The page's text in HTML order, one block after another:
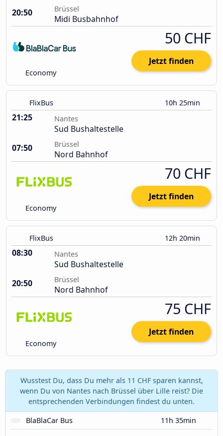
20:50
Brüssel
Midi Busbahnhof
Economy
50 CHF
Jetzt finden
FlixBus 10h 25min
21:25 Nantes
Sud Bushaltestelle
07:50
Brüssel
Nord Bahnhof
Economy
70 CHF
Jetzt finden
FlixBus 12h 20min
08:30 Nantes
Sud Bushaltestelle
20:50
Brüssel
Nord Bahnhof
Economy
75 CHF
Jetzt finden
Wusstest Du, dass Du mehr als 11 CHF sparen kannst,
wenn Du von Nantes nach Brüssel über Lille reist? Die
entsprechenden Verbindungen findest du unten.
BlaBlaCar Bus
11h 35min